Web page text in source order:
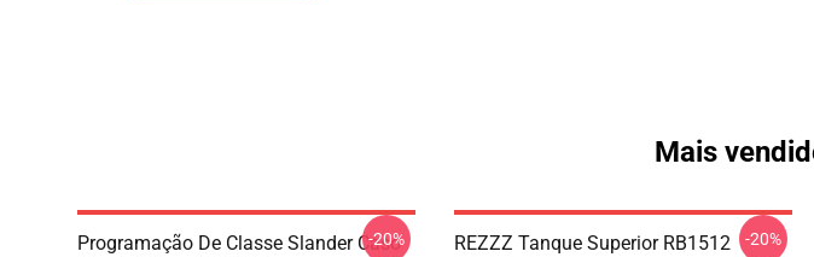
Mais
Programação De Classe Slander Caso
-20% REZZZ Tanque Superior RB1512 -20%